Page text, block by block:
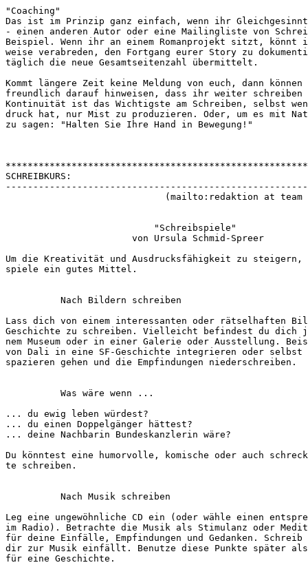
"Coaching"
Das ist im Prinzip ganz einfach, wenn ihr
- einen anderen Autor oder eine Mailingliste von
Beispiel. Wenn ihr an einem Romanprojekt sitzt,
weise verabreden, den Fortgang eurer Story zu
täglich die neue Gesamtseitenzahl übermittelt.
Kommt längere Zeit keine Meldung von euch, dann
freundlich darauf hinweisen, dass ihr weiter
Kontinuität ist das Wichtigste am Schreiben, selbst
druck hat, nur Mist zu produzieren. Oder, um es mit
zu sagen: "Halten Sie Ihre Hand in Bewegung!"
SCHREIBKURS:
(mailto:redaktion at team
                           "Schreibspiele"
                       von Ursula Schmid-Spreer
Um die Kreativität und Ausdrucksfähigkeit zu steigern,
spiele ein gutes Mittel.
          Nach Bildern schreiben
Lass dich von einem interessanten oder rätselhaften
Geschichte zu schreiben. Vielleicht befindest du dich
nem Museum oder in einer Galerie oder Ausstellung.
von Dali in eine SF-Geschichte integrieren oder
spazieren gehen und die Empfindungen niederschreiben.
          Was wäre wenn ...
... du ewig leben würdest?
... du einen Doppelgänger hättest?
... deine Nachbarin Bundeskanzlerin wäre?
Du könntest eine humorvolle, komische oder auch
te schreiben.
          Nach Musik schreiben
Leg eine ungewöhnliche CD ein (oder wähle einen
im Radio). Betrachte die Musik als Stimulanz oder
für deine Einfälle, Empfindungen und Gedanken.
dir zur Musik einfällt. Benutze diese Punkte später
für eine Geschichte.